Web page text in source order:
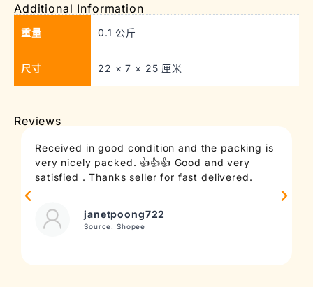
Additional Information
重量 0.1 公斤
尺寸 22 × 7 × 25 厘米
Reviews
Received in good condition and the packing is
very nicely packed. 👍👍👍 Good and very
satisfied . Thanks seller for fast delivered.
janetpoong722
Source: Shopee